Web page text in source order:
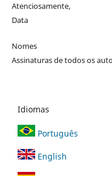
Atenciosamente,
Data
Nomes
Assinaturas de todos os
Idiomas
Português
English